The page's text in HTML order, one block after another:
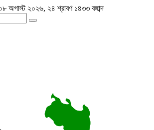
অগাস্ট ২০২৬, ২৪ শ্রাবণ ১৪৩৩ বঙ্গাব্দ